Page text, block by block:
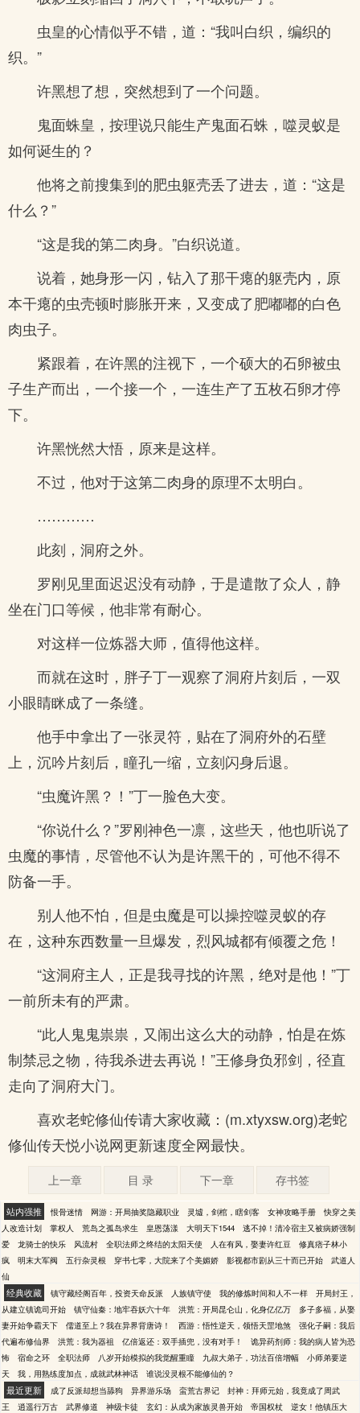
虫皇的心情似乎不错，道：“我叫白织，编织的
织。”
许黑想了想，突然想到了一个问题。
鬼面蛛皇，按理说只能生产鬼面石蛛，噬灵蚁是
如何诞生的？
他将之前搜集到的肥虫躯壳丢了进去，道：“这是
什么？”
“这是我的第二肉身。”白织说道。
说着，她身形一闪，钻入了那干瘪的躯壳内，原
本干瘪的虫壳顿时膨胀开来，又变成了肥嘟嘟的白色
肉虫子。
紧跟着，在许黑的注视下，一个硕大的石卵被虫
子生产而出，一个接一个，一连生产了五枚石卵才停
下。
许黑恍然大悟，原来是这样。
不过，他对于这第二肉身的原理不太明白。
…………
此刻，洞府之外。
罗刚见里面迟迟没有动静，于是遣散了众人，静
坐在门口等候，他非常有耐心。
对这样一位炼器大师，值得他这样。
而就在这时，胖子丁一观察了洞府片刻后，一双
小眼睛眯成了一条缝。
他手中拿出了一张灵符，贴在了洞府外的石壁
上，沉吟片刻后，瞳孔一缩，立刻闪身后退。
“虫魔许黑？！”丁一脸色大变。
“你说什么？”罗刚神色一凛，这些天，他也听说了
虫魔的事情，尽管他不认为是许黑干的，可他不得不
防备一手。
别人他不怕，但是虫魔是可以操控噬灵蚁的存
在，这种东西数量一旦爆发，烈风城都有倾覆之危！
“这洞府主人，正是我寻找的许黑，绝对是他！”丁
一前所未有的严肃。
“此人鬼鬼祟祟，又闹出这么大的动静，怕是在炼
制禁忌之物，待我杀进去再说！”王修身负邪剑，径直
走向了洞府大门。
喜欢老蛇修仙传请大家收藏：(m.xtyxsw.org)老蛇
修仙传天悦小说网更新速度全网最快。
上一章 目 录 下一章 存书签
站内强推 恨骨迷情 网游：开局抽奖隐藏职业 灵墟，剑棺，瞎剑客 女神攻略手册
快穿之美
人改造计划
掌权人 荒岛之孤岛求生 皇恩荡漾 大明天下1544
逃不掉！清冷宿主又被病娇强制
爱
龙骑士的快乐 风流村 全职法师之终结的太阳天使 人在有风，娶妻许红豆
修真痞子林小
疯
明末大军阀 五行杂灵根 穿书七零，大院来了个美媚娇 影视都市剧从三十而已开始
武道人
仙
经典收藏 镇守藏经阁百年，投资天命反派 人族镇守使 我的修炼时间和人不一样
开局封王，
从建立镇诡司开始
镇守仙秦：地牢吞妖六十年 洪荒：开局昆仑山，化身亿亿万
多子多福，从娶
妻开始争霸天下
儒道至上？我在异界背唐诗！ 西游：悟性逆天，领悟天罡地煞
强化子嗣：我后
代遍布修仙界
洪荒：我为器祖 亿倍返还：双手插兜，没有对手！
诡异药剂师：我的病人皆为恐
怖
宿命之环 全职法师 八岁开始模拟的我觉醒重瞳 九叔大弟子，功法百倍增幅
小师弟要逆
天
我，用熟练度加点，成就武林神话 谁说没灵根不能修仙的？
最近更新 成了反派却想当舔狗 异界游乐场 蛮荒古界记
封神：拜师元始，我竟成了周武
王
逍遥行万古 武界修道 神级卡徒 玄幻：从成为家族灵兽开始 帝国权杖 逆女！他镇压大